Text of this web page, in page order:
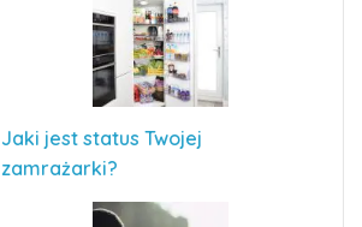
Jaki jest status Twojej
zamrażarki?